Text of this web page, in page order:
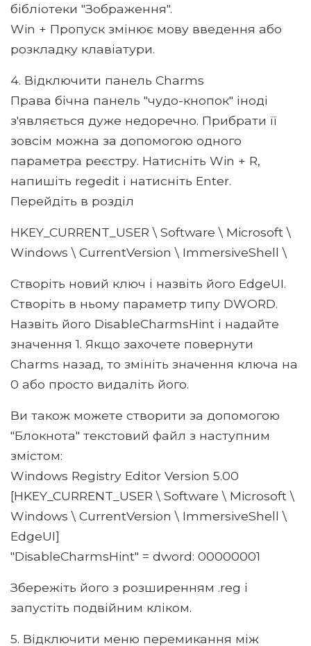
бібліотеки "Зображення".
Win + Пропуск змінює мову введення або
розкладку клавіатури.
4. Відключити панель Charms
Права бічна панель "чудо-кнопок" іноді
з'являється дуже недоречно. Прибрати її
зовсім можна за допомогою одного
параметра реєстру. Натисніть Win + R,
напишіть regedit і натисніть Enter.
Перейдіть в розділ
HKEY_CURRENT_USER \ Software \ Microsoft \
Windows \ CurrentVersion \ ImmersiveShell \
Створіть новий ключ і назвіть його EdgeUI.
Створіть в ньому параметр типу DWORD.
Назвіть його DisableCharmsHint і надайте
значення 1. Якщо захочете повернути
Charms назад, то змініть значення ключа на
0 або просто видаліть його.
Ви також можете створити за допомогою
"Блокнота" текстовий файл з наступним
змістом:
Windows Registry Editor Version 5.00
[HKEY_CURRENT_USER \ Software \ Microsoft \
Windows \ CurrentVersion \ ImmersiveShell \
EdgeUI]
"DisableCharmsHint" = dword: 00000001
Збережіть його з розширенням .reg і
запустіть подвійним кліком.
5. Відключити меню перемикання між